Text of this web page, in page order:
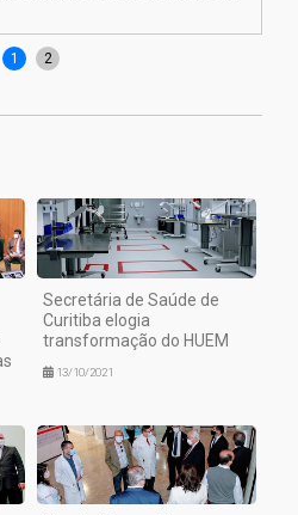
1 2
Secretária de Saúde de
Curitiba elogia
transformação do HUEM
13/10/2021